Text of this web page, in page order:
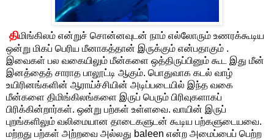
திமிங்கிலம் என்றுச் சொன்னவுடன் நாம் எல்லோரும் உணரக்கூடிய
ஒன்று மிகப் பெரிய மீனாகத்தான் இருக்கும் என்பதாகும் .
இவைகள் பல வகையிலும் மீன்களை ஒத்திருப்பினும் கூட இது மீன்
இனத்தைத் சாராத பாலூட்டி ஆகும். பொதுவாக கடல் வாழ்
உயிரினங்களின் ஆராய்ச்சியின் அடிப்படையில் இந்த வகை
மீன்களை திமிங்கிலங்களை இருப் பெரும் பிரிவுகளாகப்
பிரிக்கின்றார்கள். ஒன்று பற்கள் உள்ளவை. வாயின் இருப்
புறங்களிலும் வலிமையான தாடைகளுடன் கூடிய பற்களுடையவை.
மற்றது பற்கள் அற்றவை அல்லது baleen என்ற அமைப்பைப் பெற்ற